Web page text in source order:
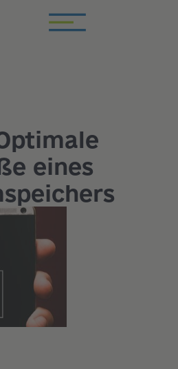
eines